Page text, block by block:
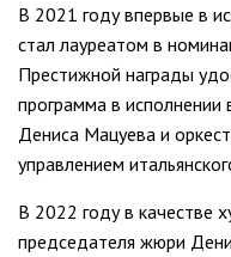
В 2021 году впервые в
стал лауреатом в
Престижной награды
программа в исполнении
Дениса Мацуева и
управлением
В 2022 году в качестве
председателя жюри